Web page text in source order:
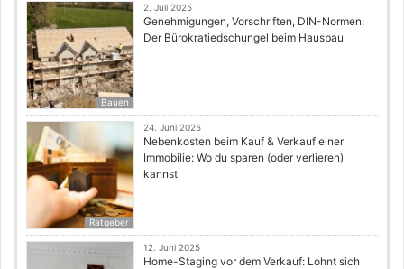
Bauen
2. Juli 2025
Genehmigungen, Vorschriften, DIN-Normen:
Der Bürokratiedschungel beim Hausbau
Ratgeber
24. Juni 2025
Nebenkosten beim Kauf & Verkauf einer
Immobilie: Wo du sparen (oder verlieren)
kannst
12. Juni 2025
Home-Staging vor dem Verkauf: Lohnt sich